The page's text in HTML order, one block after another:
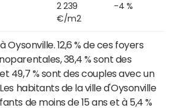
2 239
€/m2
-4 %
Oysonville. 12,6 % de ces foyers
38,4 % sont des
49,7 % sont des couples avec un
habitants de la ville d'Oysonville
de moins de 15 ans et à 5,4 %